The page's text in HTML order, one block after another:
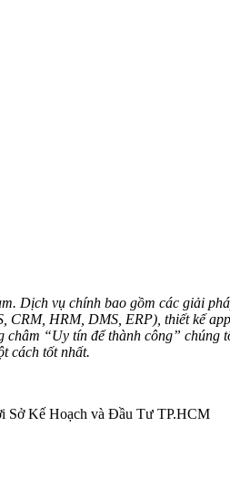
Dịch vụ chính bao gồm các giải
HRM, DMS, ERP), thiết kế
“Uy tín để thành công”
cách tốt nhất.
Kế Hoạch và Đầu Tư TP.HCM